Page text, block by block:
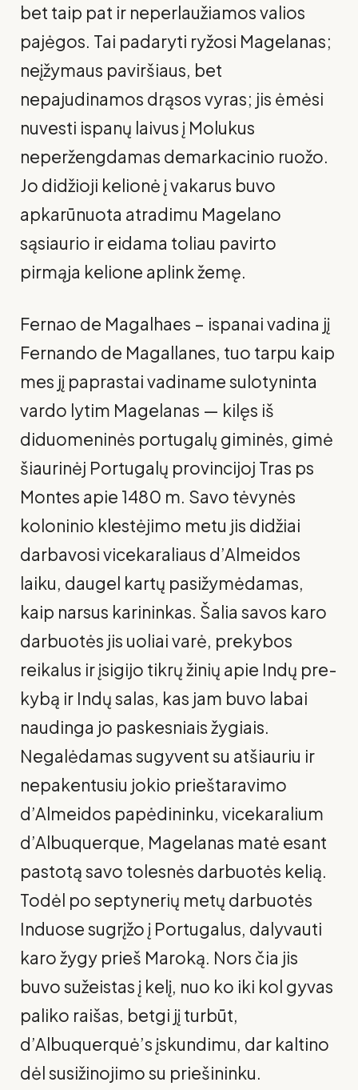
bet taip pat ir neperlaužiamos valios
pajėgos. Tai padaryti ryžosi Magelanas;
neįžymaus paviršiaus, bet
nepajudinamos drąsos vyras; jis ėmėsi
nuvesti ispanų laivus į Molukus
neperžengdamas demarkacinio ruožo.
Jo didžioji kelionė į vakarus buvo
apkarūnuota atradimu Magelano
sąsiaurio ir eidama toliau pavirto
pirmąja kelione aplink žemę.
Fernao de Magalhaes – ispanai vadina jį
Fernando de Ma­gallanes, tuo tarpu kaip
mes jį paprastai vadiname sulotyninta
vardo lytim Magelanas — kilęs iš
diduomeninės portugalų giminės, gimė
šiaurinėj Portugalų provincijoj Tras ps
Montes apie 1480 m. Savo tėvynės
koloninio klestėjimo metu jis didžiai
darbavosi vicekaraliaus d’Almeidos
laiku, daugel kartų pasižymėdamas,
kaip narsus karininkas. Šalia savos karo
dar­buotės jis uoliai varė, prekybos
reikalus ir įsigijo tikrų žinių apie Indų pre­
kybą ir Indų salas, kas jam buvo labai
naudinga jo paskesniais žygiais.
Negalėdamas sugyvent su atšiauriu ir
nepakentusiu jokio prieštaravimo
d’Almeidos papėdininku, vicekaralium
d’Albuquerque, Magelanas matė esant
pastotą savo tolesnės darbuotės kelią.
Todėl po septynerių metų darbuotės
Induose sugrįžo į Portugalus, dalyvauti
karo žygy prieš Maroką. Nors čia jis
buvo sužeistas į kelį, nuo ko iki kol gyvas
paliko raišas, betgi jį turbūt,
d’Albuquerquė’s įskundimu, dar kaltino
dėl susižinojimo su prie­šininku.